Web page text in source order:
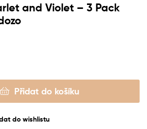
and Violet – 3 Pack
Přidat do košíku
do wishlistu